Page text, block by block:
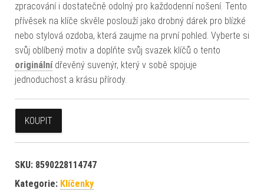
zpracování i dostatečně odolný pro každodenní nošení. Tento
přívěsek na klíče skvěle poslouží jako drobný dárek pro blízké
nebo stylová ozdoba, která zaujme na první pohled. Vyberte si
svůj oblíbený motiv a doplňte svůj svazek klíčů o tento
originálnídřevěný suvenýr, který v sobě spojuje
jednoduchost a krásu přírody.
KOUPIT
SKU: 8590228114747
Kategorie: Klíčenky